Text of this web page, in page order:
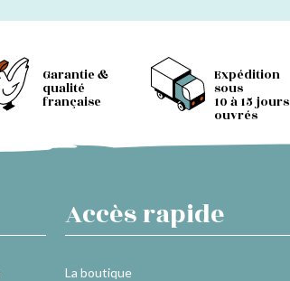
Garantie &
qualité
française
Expédition
sous
10 à 15 jours
ouvrés
Accès rapide
La boutique